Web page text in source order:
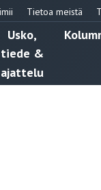
Tietoa meistä
Usko,
tiede &
ajattelu